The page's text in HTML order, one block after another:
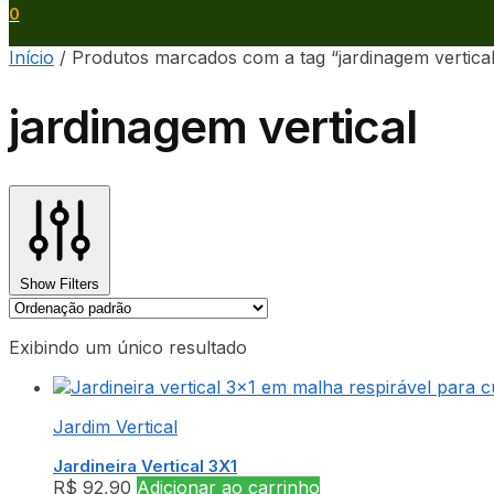
0
Início / Produtos marcados com a tag “jardinagem
jardinagem vertical
Show Filters
Exibindo um único resultado
Jardim Vertical
Jardineira Vertical 3X1
R$ 92,90 Adicionar ao carrinho